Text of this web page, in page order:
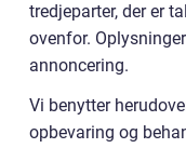
tredjeparter, der er
ovenfor.
annoncering.
Vi benytter
opbevaring og